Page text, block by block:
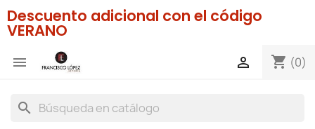
Descuento adicional con el código
VERANO
 shopping_cart (0)

search